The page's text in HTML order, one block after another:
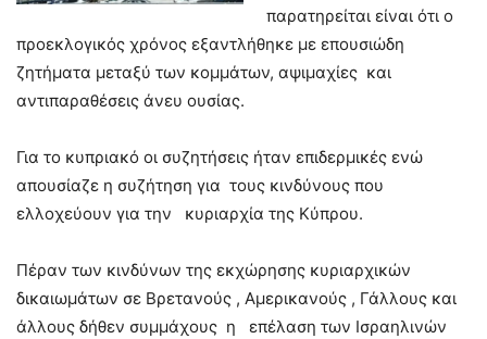
παρατηρείται είναι ότι ο
προεκλογικός χρόνος εξαντλήθηκε με επουσιώδη
ζητήματα μεταξύ των κομμάτων, αψιμαχίες και
αντιπαραθέσεις άνευ ουσίας.
Για το κυπριακό οι συζητήσεις ήταν επιδερμικές ενώ
απουσίαζε η συζήτηση για τους κινδύνους που
ελλοχεύουν για την κυριαρχία της Κύπρου.
Πέραν των κινδύνων της εκχώρησης κυριαρχικών
δικαιωμάτων σε Βρετανούς , Αμερικανούς , Γάλλους και
άλλους δήθεν συμμάχους η επέλαση των Ισραηλινών